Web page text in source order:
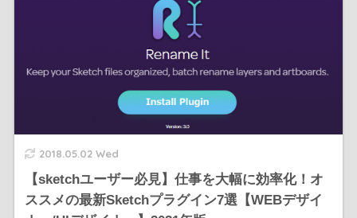
2018.05.02 Wed
【sketchユーザー必見】仕事を大幅に効率化！オ
ススメの最新Sketchプラグイン7選【WEBデザイ